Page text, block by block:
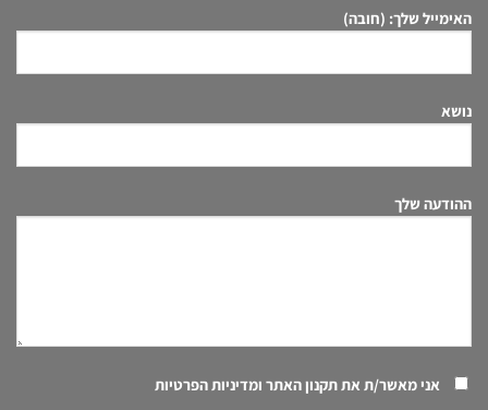
האימייל שלך: (חובה)
נושא
ההודעה שלך
אני מאשר/ת אתתקנון האתר ומדיניות הפרטיות